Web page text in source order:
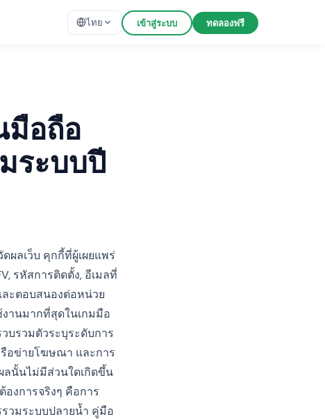
ไทย เข้าสู่ระบบ ทดลองฟรี
มือถือ
ระบบปี
ลเว็บ คุกกี้ที่ผู้เผยแพร่
รหัสการติดตั้ง, อีเมลที่
ะตอบสนองต่อหน่วย
านมากที่สุดในเกมมือ
บรวมตัวระบุระดับการ
รือข่ายโฆษณา และการ
นั้นไม่มีส่วนใดเกิดขึ้น
งการจริงๆ คือการ
วมระบบปลายน้ำ คู่มือ